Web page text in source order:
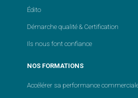
Édito
Démarche qualité & Certification
Ils nous font confiance
NOS FORMATIONS
Accélérer sa performance